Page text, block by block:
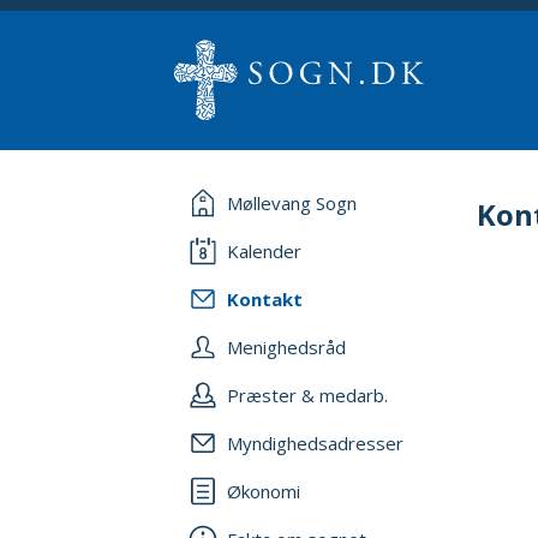
Møllevang Sogn
Kalender
Kontakt
Menighedsråd
Præster & medarb.
Myndighedsadresser
Økonomi